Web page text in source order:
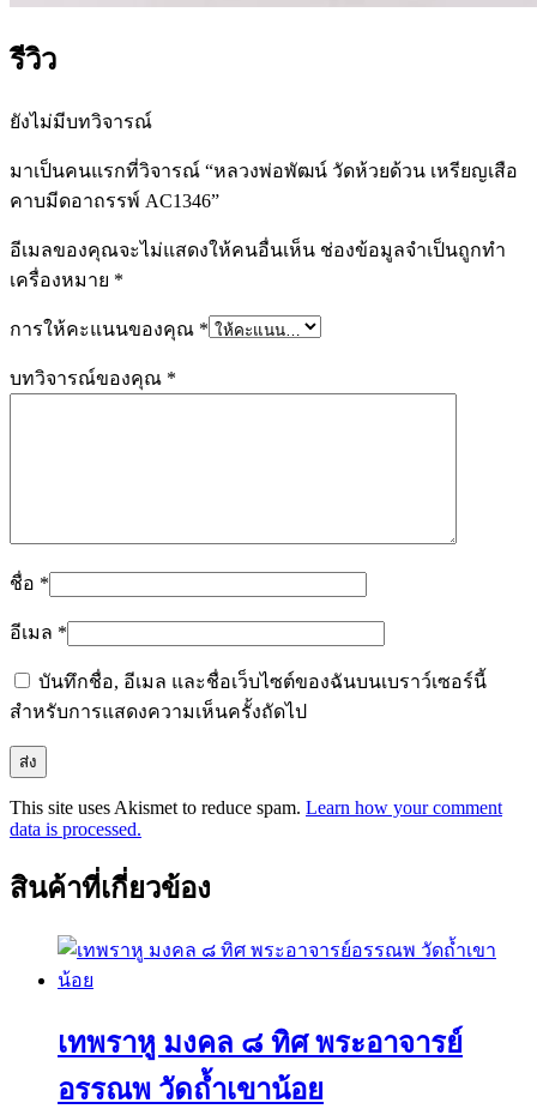
รีวิว
ยังไม่มีบทวิจารณ์
มาเป็นคนแรกที่วิจารณ์ “หลวงพ่อพัฒน์ วัดห้วยด้วน เหรียญเสือ
คาบมีดอาถรรพ์ AC1346”
อีเมลของคุณจะไม่แสดงให้คนอื่นเห็น ช่องข้อมูลจำเป็นถูกทำ
เครื่องหมาย *
การให้คะแนนของคุณ *
บทวิจารณ์ของคุณ *
ชื่อ *
อีเมล *
บันทึกชื่อ, อีเมล และชื่อเว็บไซต์ของฉันบนเบราว์เซอร์นี้
สำหรับการแสดงความเห็นครั้งถัดไป
This site uses Akismet to reduce spam. Learn how your comment
data is processed.
สินค้าที่เกี่ยวข้อง
เทพราหู มงคล ๘ ทิศ พระอาจารย์
อรรณพ วัดถ้ำเขาน้อย